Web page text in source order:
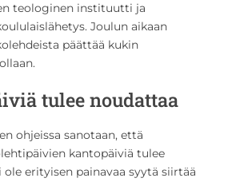
teologinen instituutti ja
Joulun aikaan
päättää kukin
tulee noudattaa
ohjeissa sanotaan, että
kantopäiviä tulee
ole erityisen painavaa syytä siirtää